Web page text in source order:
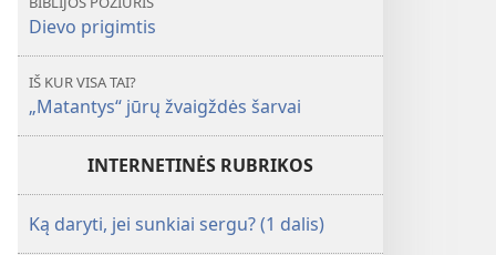
Dievo prigimtis
IŠ KUR VISA TAI?
„Matantys“ jūrų žvaigždės šarvai
INTERNETINĖS RUBRIKOS
Ką daryti, jei sunkiai sergu? (1 dalis)